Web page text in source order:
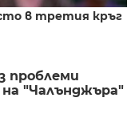
в третия кръг
проблеми
"Чалънджъра"